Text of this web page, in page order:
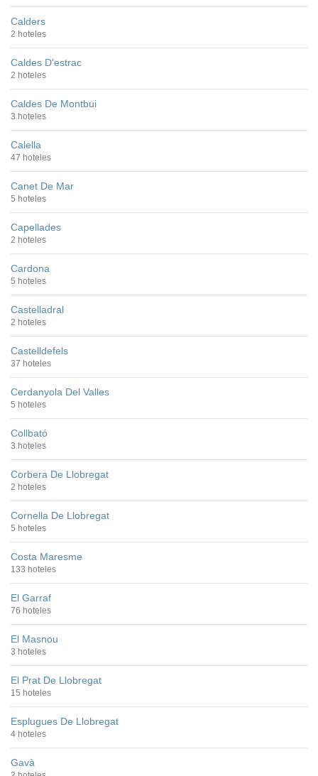
Calders
2 hoteles
Caldes D'estrac
2 hoteles
Caldes De Montbui
3 hoteles
Calella
47 hoteles
Canet De Mar
5 hoteles
Capellades
2 hoteles
Cardona
5 hoteles
Castelladral
2 hoteles
Castelldefels
37 hoteles
Cerdanyola Del Valles
5 hoteles
Collbató
3 hoteles
Corbera De Llobregat
2 hoteles
Cornella De Llobregat
5 hoteles
Costa Maresme
133 hoteles
El Garraf
76 hoteles
El Masnou
3 hoteles
El Prat De Llobregat
15 hoteles
Esplugues De Llobregat
4 hoteles
Gavà